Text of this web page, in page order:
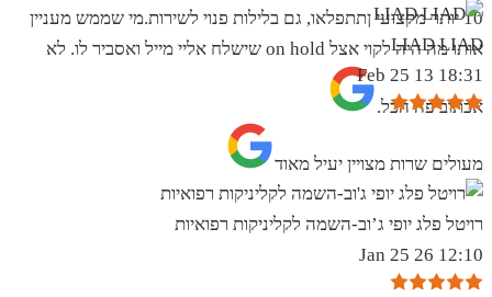
10 יותר מקצועי ןתתפלאו, גם בלילות פנוי לשירות.מי שממש מעניין
אותו מה היה לקוי אצל on hold שישלח אליי מייל ואסביר לו. לא
אכתוב פה הכל.
LIAD LIAD
18:31 13 Feb 25
מעולים שרות מצויין יעיל מאוד
רויטל פלג יופי ג’וב-השמה לקליניקות רפואיות
12:10 26 Jan 25